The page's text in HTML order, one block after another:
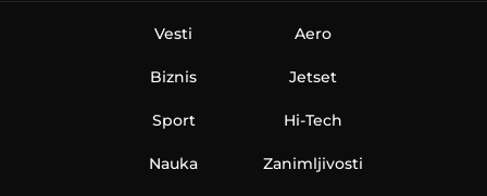
Vesti
Biznis
Sport
Nauka
Aero
Jetset
Hi-Tech
Zanimljivosti